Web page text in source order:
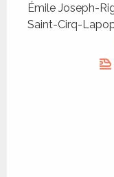
Émile Joseph-
Saint-Cirq-